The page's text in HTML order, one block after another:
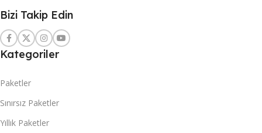
Bizi Takip Edin
Kategoriler
Paketler
Sınırsız Paketler
Yıllık Paketler